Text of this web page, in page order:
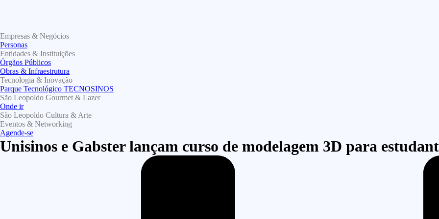
Empresas & Negócios
Personas
Entidades & Instituições
Órgãos Públicos
Obras & Infraestrutura
Tecnologia & Inovação
Parque Tecnológico TECNOSINOS
São Leopoldo Gourmet & Lazer
Onde ir
São Leopoldo Cultura & Arte
Eventos & Networking
Agende-se
Unisinos e Gabster lançam curso de modelagem 3D para